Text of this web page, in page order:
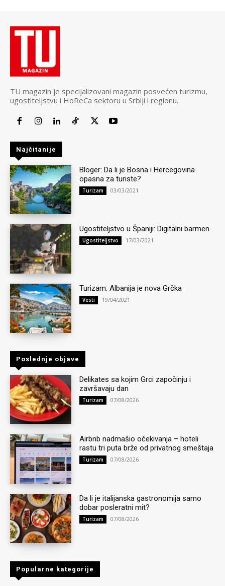
TU magazin je specijalizovani magazin posvećen turizmu,
ugostiteljstvu i HoReCa sektoru u Srbiji i regionu.
Najčitanije
Bloger: Da li je Bosna i Hercegovina
opasna za turiste?
Turizam 03/03/2021
Ugostiteljstvo u Španiji: Digitalni barmen
Ugostiteljstvo 17/03/2021
Turizam: Albanija je nova Grčka
Vesti 19/04/2021
Poslednje objave
Delikates sa kojim Grci započinju i
završavaju dan
Turizam 07/08/2026
Airbnb nadmašio očekivanja – hoteli
rastu tri puta brže od privatnog smeštaja
Turizam 07/08/2026
Da li je italijanska gastronomija samo
dobar posleratni mit?
Turizam 07/08/2026
Popularne kategorije